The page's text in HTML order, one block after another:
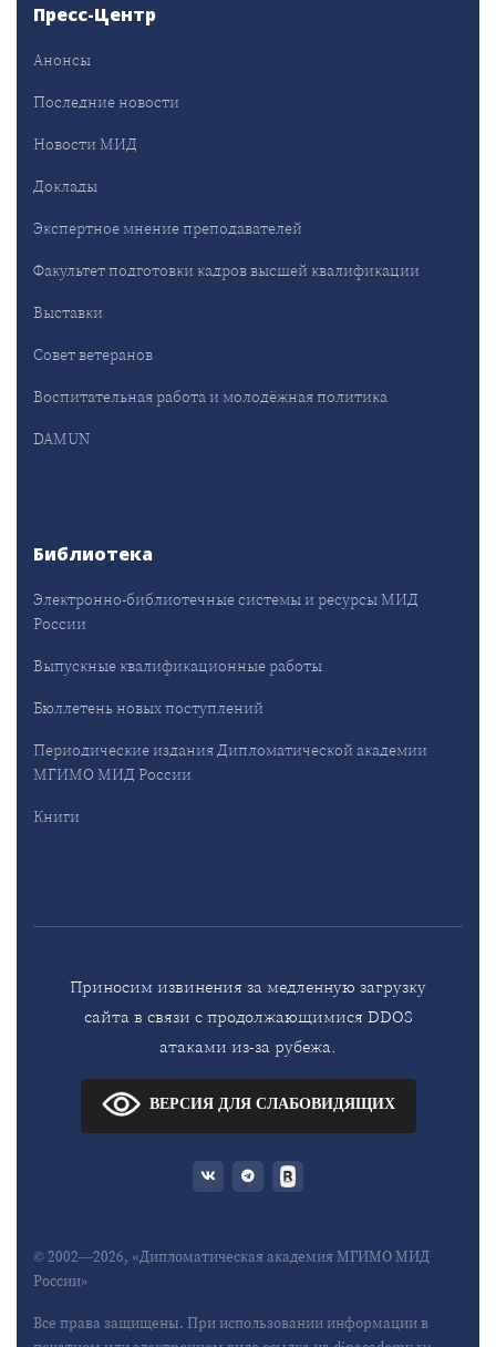
Пресс-Центр
Анонсы
Последние новости
Новости МИД
Доклады
Экспертное мнение преподавателей
Факультет подготовки кадров высшей квалификации
Выставки
Совет ветеранов
Воспитательная работа и молодёжная политика
DAMUN
Библиотека
Электронно-библиотечные системы и ресурсы МИД
России
Выпускные квалификационные работы
Бюллетень новых поступлений
Периодические издания Дипломатической академии
МГИМО МИД России
Книги
Приносим извинения за медленную загрузку
сайта в связи с продолжающимися DDOS
атаками из-за рубежа.
ВЕРСИЯ ДЛЯ СЛАБОВИДЯЩИХ
© 2002—2026, «Дипломатическая академия МГИМО МИД
России»
Все права защищены. При использовании информации в